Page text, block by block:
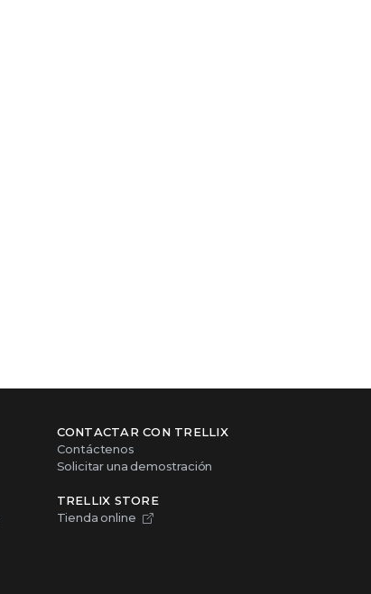
CONTACTAR CON TRELLIX
Contáctenos
Solicitar una demostración
TRELLIX STORE
Tienda online